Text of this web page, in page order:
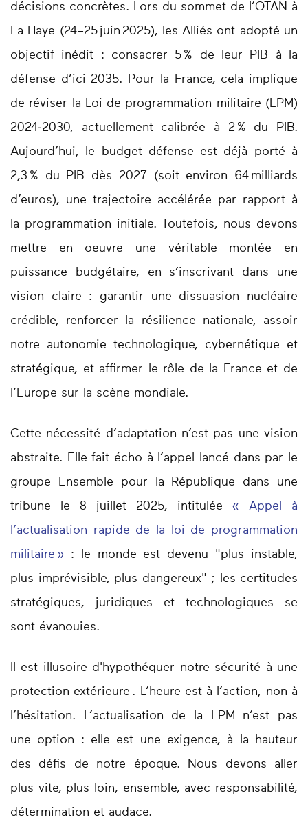
décisions concrètes. Lors du sommet de l’OTAN à
La Haye (24–25 juin 2025), les Alliés ont adopté un
objectif inédit : consacrer 5 % de leur PIB à la
défense d’ici 2035. Pour la France, cela implique
de réviser la Loi de programmation militaire (LPM)
2024‑2030, actuellement calibrée à 2 % du PIB.
Aujourd’hui, le budget défense est déjà porté à
2,3 % du PIB dès 2027 (soit environ 64 milliards
d’euros), une trajectoire accélérée par rapport à
la programmation initiale. Toutefois, nous devons
mettre en oeuvre une véritable montée en
puissance budgétaire, en s’inscrivant dans une
vision claire : garantir une dissuasion nucléaire
crédible, renforcer la résilience nationale, assoir
notre autonomie technologique, cybernétique et
stratégique, et affirmer le rôle de la France et de
l’Europe sur la scène mondiale.
Cette nécessité d’adaptation n’est pas une vision
abstraite. Elle fait écho à l’appel lancé dans par le
groupe Ensemble pour la République dans une
tribune le 8 juillet 2025, intitulée « Appel à
l’actualisation rapide de la loi de programmation
militaire » : le monde est devenu "plus instable,
plus imprévisible, plus dangereux" ; les certitudes
stratégiques, juridiques et technologiques se
sont évanouies.
Il est illusoire d'hypothéquer notre sécurité à une
protection extérieure . L’heure est à l’action, non à
l’hésitation. L’actualisation de la LPM n’est pas
une option : elle est une exigence, à la hauteur
des défis de notre époque. Nous devons aller
plus vite, plus loin, ensemble, avec responsabilité,
détermination et audace.